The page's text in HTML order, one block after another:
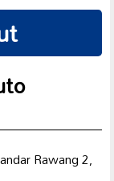
Rawang 2,